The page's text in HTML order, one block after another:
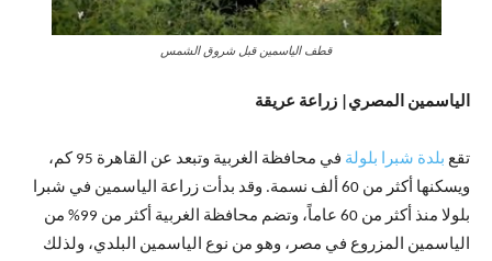
قطف الياسمين قبل شروق الشمس
الياسمين المصري| زراعة عريقة
تقع بلدة شبرا بلولة
في محافظة الغربية وتبعد عن القاهرة 95 كم،
ويسكنها أكثر من 60 ألف نسمة. وقد بدأت زراعة الياسمين في شبرا
بلولا منذ أكثر من 60 عاماً، وتضم محافظة الغربية أكثر من 99% من
الياسمين المزروع في مصر، وهو من نوع الياسمين البلدي، ولذلك